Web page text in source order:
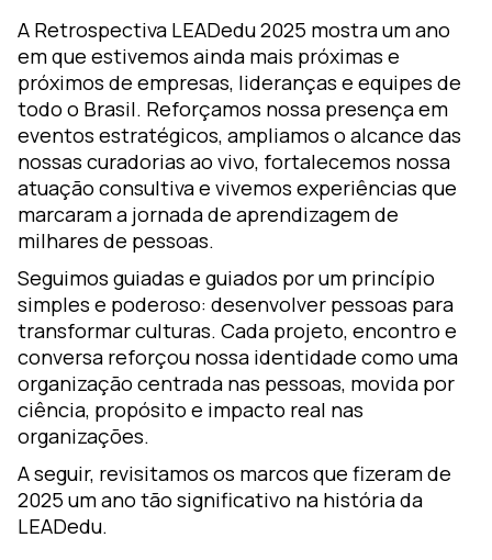
–
A Retrospectiva LEADedu 2025 mostra um ano
em que estivemos ainda mais próximas e
próximos de empresas, lideranças e equipes de
todo o Brasil. Reforçamos nossa presença em
eventos estratégicos, ampliamos o alcance das
nossas curadorias ao vivo, fortalecemos nossa
atuação consultiva e vivemos experiências que
marcaram a jornada de aprendizagem de
milhares de pessoas.
Seguimos guiadas e guiados por um princípio
simples e poderoso: desenvolver pessoas para
transformar culturas. Cada projeto, encontro e
conversa reforçou nossa identidade como uma
organização centrada nas pessoas, movida por
ciência, propósito e impacto real nas
organizações.
A seguir, revisitamos os marcos que fizeram de
2025 um ano tão significativo na história da
LEADedu.